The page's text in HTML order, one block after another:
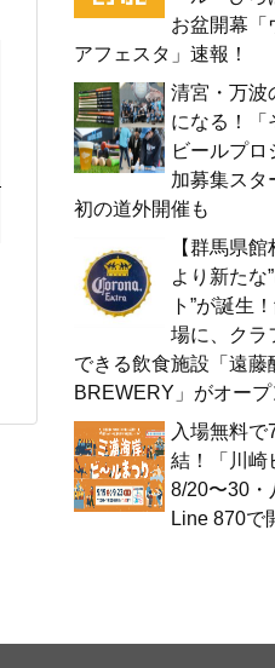
お盆開幕「
アフェスタ」速報！
清宮・万波
になる！「
ビールプ
加募集ス
初の道外開催も
【群馬県
より新たな
ト”が誕生
場に、クラ
できる飲食施設「遠藤
BREWERY」がオープ
入場無料
結！「川崎
8/20〜30・
Line 870で